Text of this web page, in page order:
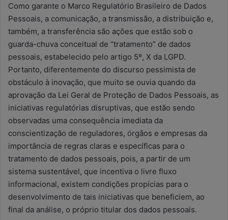
Como garante o Marco Regulatório Brasileiro de Dados
Pessoais, a comunicação, a transmissão, a distribuição e,
também, a transferência são ações que estão sob o
guarda-chuva conceitual de “tratamento” de dados
pessoais, estabelecido pelo artigo 5º, X da LGPD.
Portanto, diferentemente do discurso pessimista de
obstáculo à inovação, que muito se ouvia quando da
aprovação da Lei Geral de Proteção de Dados Pessoais, as
iniciativas regulatórias disruptivas, que estão sendo
observadas uma consequência imediata da
conscientização de reguladores, órgãos e empresas da
importância de regras claras e específicas para o
tratamento de dados pessoais, pois, a partir de um
sistema sustentável, que incentiva o livre fluxo
informacional, existem condições propícias para o
desenvolvimento de tais iniciativas que beneficiem, ao
final da análise, o próprio titular dos dados pessoais.